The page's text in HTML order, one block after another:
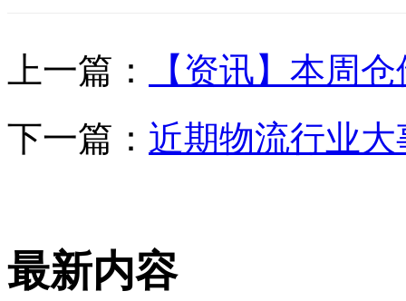
上一篇：
【资讯】本周
下一篇： 近期物流行业大
最新内容